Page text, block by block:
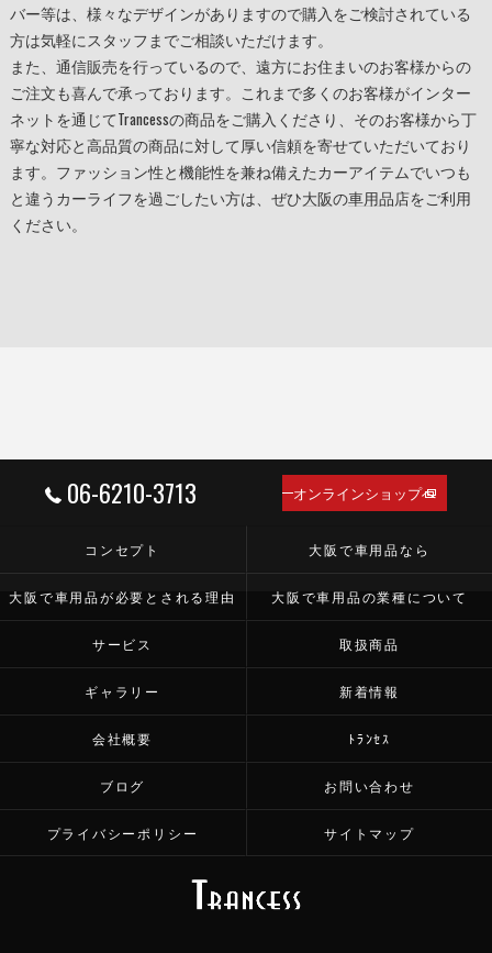
バー等は、様々なデザインがありますので購入をご検討されている
方は気軽にスタッフまでご相談いただけます。
また、通信販売を行っているので、遠方にお住まいのお客様からの
ご注文も喜んで承っております。これまで多くのお客様がインター
ネットを通じてTrancessの商品をご購入くださり、そのお客様から丁
寧な対応と高品質の商品に対して厚い信頼を寄せていただいており
ます。ファッション性と機能性を兼ね備えたカーアイテムでいつも
と違うカーライフを過ごしたい方は、ぜひ大阪の車用品店をご利用
ください。
06-6210-3713 オンラインショップへ
コンセプト 大阪で車用品なら
大阪で車用品が必要とされる理由 大阪で車用品の業種について
サービス 取扱商品
ギャラリー 新着情報
会社概要 ﾄﾗﾝｾｽ
ブログ お問い合わせ
プライバシーポリシー サイトマップ